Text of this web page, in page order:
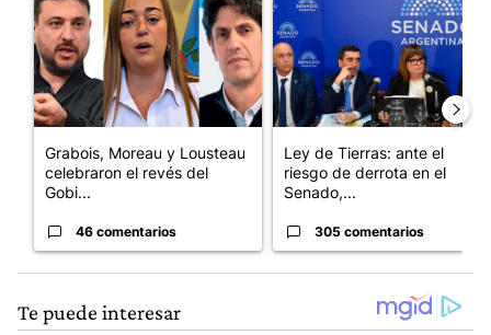
Grabois, Moreau y Lousteau
celebraron el revés del
Gobi...
46 comentarios
Ley de Tierras: ante el
riesgo de derrota en el
Senado,...
305 comentarios